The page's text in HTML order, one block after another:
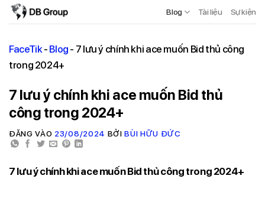
Blog Tài liệu Sự kiện
FaceTik- Blog - 7 lưu ý chính khi ace muốn Bid thủ công
trong 2024+
7 lưu ý chính khi ace muốn Bid thủ
công trong 2024+
ĐĂNG VÀO 23/08/2024 BỞIBÙI HỮU ĐỨC
7 lưu ý chính khi ace muốn Bid thủ công trong 2024+